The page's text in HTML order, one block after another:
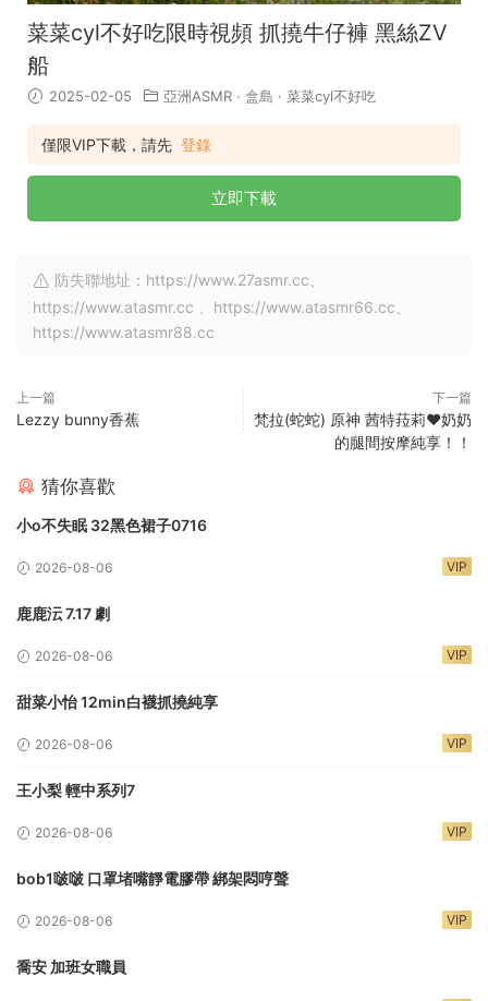
菜菜cyl不好吃限時視頻 抓撓牛仔褲 黑絲ZV
船
2025-02-05 亞洲ASMR · 盒島 · 菜菜cyl不好吃
僅限VIP下載，請先 登錄
立即下載
防失聯地址：https://www.27asmr.cc、
https://www.atasmr.cc 、https://www.atasmr66.cc、
https://www.atasmr88.cc
上一篇
Lezzy bunny香蕉
下一篇
梵拉(蛇蛇) 原神 茜特菈莉❤️奶奶
的腿間按摩純享！！
猜你喜歡
小o不失眠 32黑色裙子0716
2026-08-06 VIP
鹿鹿沄 7.17 劇
2026-08-06 VIP
甜菜小怡 12min白襪抓撓純享
2026-08-06 VIP
王小梨 輕中系列7
2026-08-06 VIP
bob1啵啵 口罩堵嘴靜電膠帶 綁架悶哼聲
2026-08-06 VIP
喬安 加班女職員